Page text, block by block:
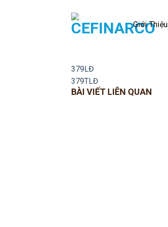
Giới Thiệu
379LĐ
379TLĐ
BÀI VIẾT LIÊN QUAN